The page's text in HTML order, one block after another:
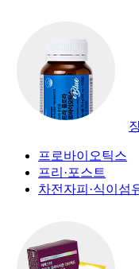
프로바이오틱스
프리·포스트
차전자피·식이섬